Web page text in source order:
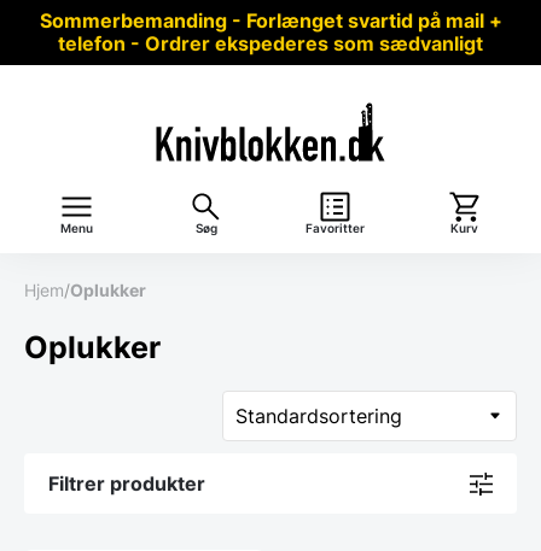
Sommerbemanding - Forlænget svartid på mail +
telefon - Ordrer ekspederes som sædvanligt
Menu Søg Favoritter Kurv
Hjem/Oplukker
Oplukker
Filtrer produkter